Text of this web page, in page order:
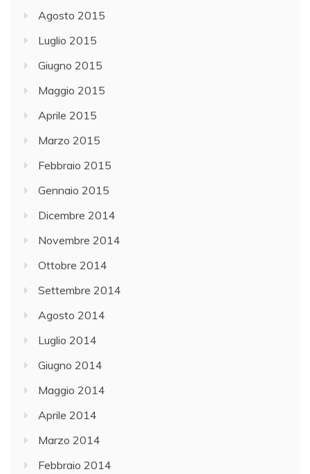
Agosto 2015
Luglio 2015
Giugno 2015
Maggio 2015
Aprile 2015
Marzo 2015
Febbraio 2015
Gennaio 2015
Dicembre 2014
Novembre 2014
Ottobre 2014
Settembre 2014
Agosto 2014
Luglio 2014
Giugno 2014
Maggio 2014
Aprile 2014
Marzo 2014
Febbraio 2014